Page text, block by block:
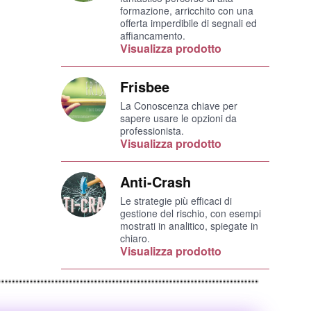
formazione, arricchito con una
offerta imperdibile di segnali ed
affiancamento.
Visualizza prodotto
Frisbee
La Conoscenza chiave per
sapere usare le opzioni da
professionista.
Visualizza prodotto
Anti-Crash
Le strategie più efficaci di
gestione del rischio, con esempi
mostrati in analitico, spiegate in
chiaro.
Visualizza prodotto